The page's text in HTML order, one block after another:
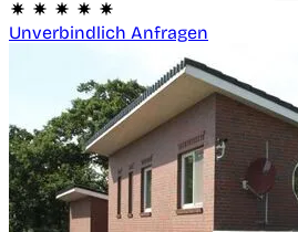
Unverbindlich Anfragen